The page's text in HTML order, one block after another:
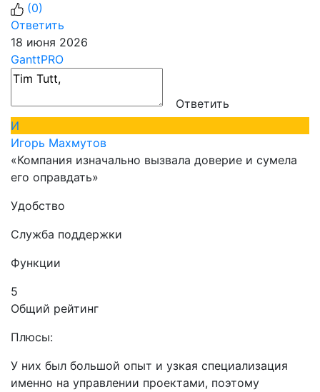
(0)
Ответить
18 июня 2026
GanttPRO
Ответить
И
Игорь Махмутов
«Компания изначально вызвала доверие и сумела
его оправдать»
Удобство
Служба поддержки
Функции
5
Общий рейтинг
Плюсы:
У них был большой опыт и узкая специализация
именно на управлении проектами, поэтому